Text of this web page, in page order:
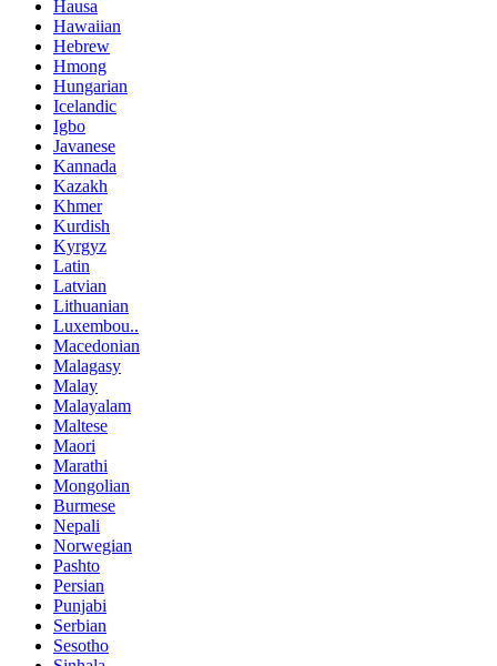
Hausa
Hawaiian
Hebrew
Hmong
Hungarian
Icelandic
Igbo
Javanese
Kannada
Kazakh
Khmer
Kurdish
Kyrgyz
Latin
Latvian
Lithuanian
Luxembou..
Macedonian
Malagasy
Malay
Malayalam
Maltese
Maori
Marathi
Mongolian
Burmese
Nepali
Norwegian
Pashto
Persian
Punjabi
Serbian
Sesotho